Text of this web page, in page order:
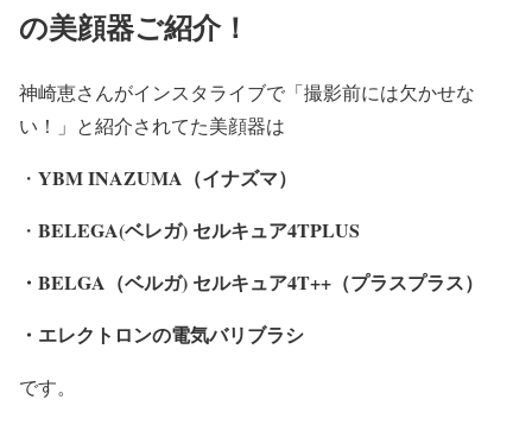
の美顔器ご紹介！
神崎恵さんがインスタライブで「撮影前には欠かせな
い！」と紹介されてた美顔器は
・ YBM INAZUMA（イナズマ）
・ BELEGA(ベレガ) セルキュア4TPLUS
・BELGA（ベルガ) セルキュア4T++（プラスプラス）
・エレクトロンの電気バリブラシ
です。